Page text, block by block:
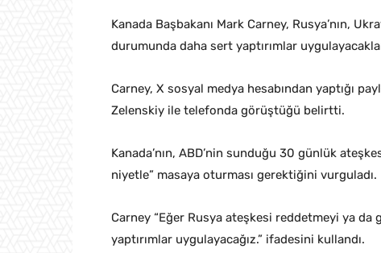
Kanada Başbakanı Mark Carney, Rusya’nın,
durumunda daha sert yaptırımlar
Carney, X sosyal medya hesabından yaptığı
Zelenskiy ile telefonda görüştüğü belirtti.
Kanada’nın, ABD’nin sunduğu 30 günlük
niyetle” masaya oturması gerektiğini vurguladı.
Carney “Eğer Rusya ateşkesi reddetmeyi ya
yaptırımlar uygulayacağız.” ifadesini kullandı.